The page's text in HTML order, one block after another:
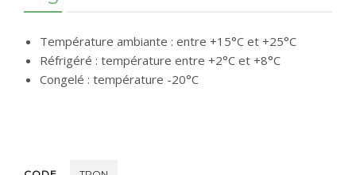
Température ambiante : entre +15°C et +25°C
Réfrigéré : température entre +2°C et +8°C
Congelé : température -20°C